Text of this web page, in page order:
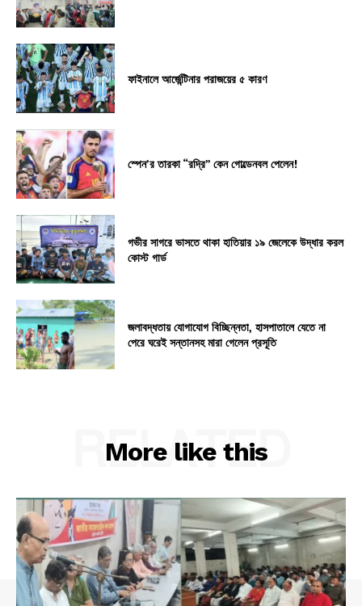
ফাইনালে আর্জেন্টিনার পরাজয়ের ৫ কারণ
স্পেন’র তারকা “রদ্রি” কেন গোল্ডেনবল পেলেন!
গভীর সাগরে ভাসতে থাকা হাতিয়ার ১৯ জেলেকে উদ্ধার করল
কোস্ট গার্ড
জলাবদ্ধতায় যোগাযোগ বিচ্ছিন্নতা, হাসপাতালে যেতে না
পেরে ঘরেই সন্তানসহ মারা গেলেন প্রসূতি
More like this
RELATED